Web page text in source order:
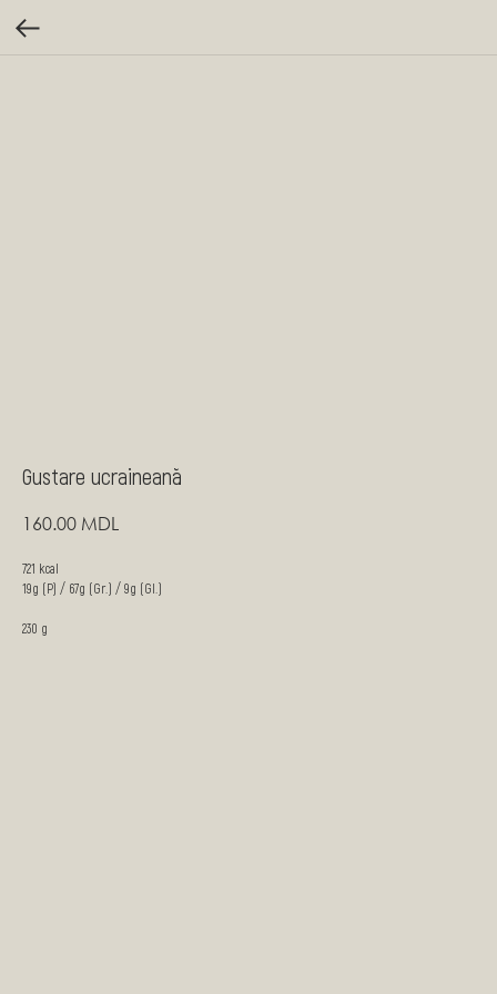
Gustare ucraineană
160.00 MDL
721 kcal
19g (P) / 67g (Gr.) / 9g (Gl.)
230 g